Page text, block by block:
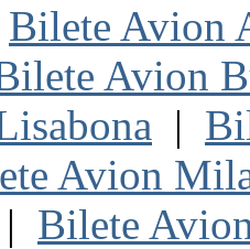
Bilete Avion
Avion
|
Avion
| Bilete